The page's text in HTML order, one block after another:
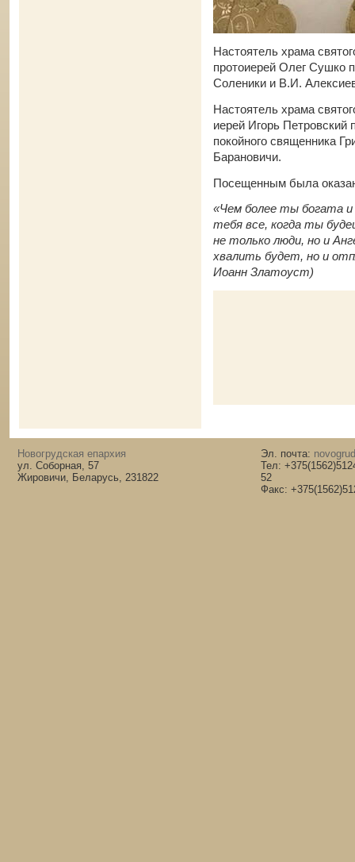
Настоятель храма
протоиерей Олег Сушко
Соленики и В.И.
Настоятель храма
иерей Игорь
покойного священника
Барановичи.
Посещенным была
«Чем более ты богата
тебя все, когда ты
не только люди, но и
хвалить будет, но и
Иоанн Златоуст)
Новогрудская епархия
ул. Соборная, 57
Жировичи, Беларусь, 231822
Эл. почта:
Тел:
52
Факс: